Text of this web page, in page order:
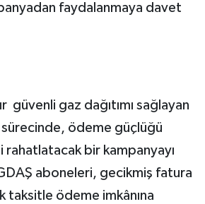
faydalanmaya davet
güvenli gaz dağıtımı sağlayan
sürecinde, ödeme güçlüğü
rahatlatacak bir kampanyayı
aboneleri, gecikmiş fatura
taksitle ödeme imkânına